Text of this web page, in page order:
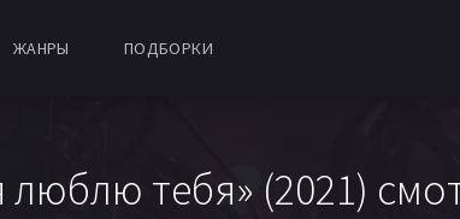
ЖАНРЫ ПОДБОРКИ
тебя» (2021)